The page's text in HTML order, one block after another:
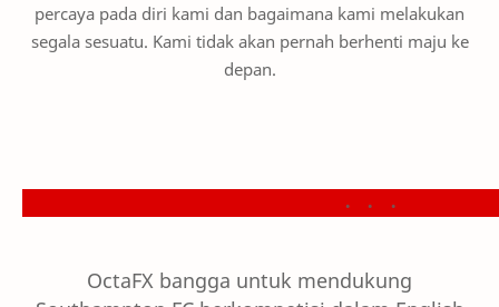
percaya pada diri kami dan bagaimana kami melakukan
segala sesuatu. Kami tidak akan pernah berhenti maju ke
depan.
OctaFX bangga untuk mendukung